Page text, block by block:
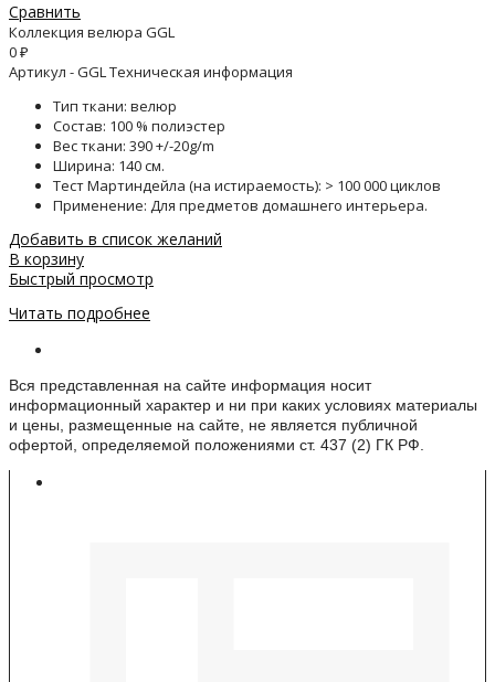
Сравнить
Коллекция велюра GGL
0₽
Артикул - GGL Техническая информация
Тип ткани: велюр
Состав: 100 % полиэстер
Вес ткани: 390 +/-20g/m
Ширина: 140 см.
Тест Мартиндейла (на истираемость): > 100 000 циклов
Применение: Для предметов домашнего интерьера.
Добавить в список желаний
В корзину
Быстрый просмотр
Читать подробнее
Вся представленная на сайте информация носит
информационный характер и ни при каких условиях материалы
и цены, размещенные на сайте, не является публичной
офертой, определяемой положениями ст. 437 (2) ГК РФ.